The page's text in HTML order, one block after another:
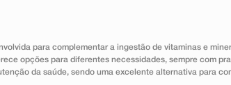
para complementar a ingestão de vitaminas e
opções para diferentes necessidades, sempre com
da saúde, sendo uma excelente alternativa para